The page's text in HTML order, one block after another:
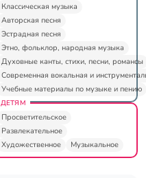
Классическая музыка
Авторская песня
Эстрадная песня
Этно, фольклор, народная музыка
Духовные канты, стихи, песни, романсы
Современная вокальная и
Учебные материалы по музыке и пению
ДЕТЯМ
Просветительское
Развлекательное
Художественное
Музыкальное